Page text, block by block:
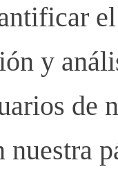
y
de
nuestra